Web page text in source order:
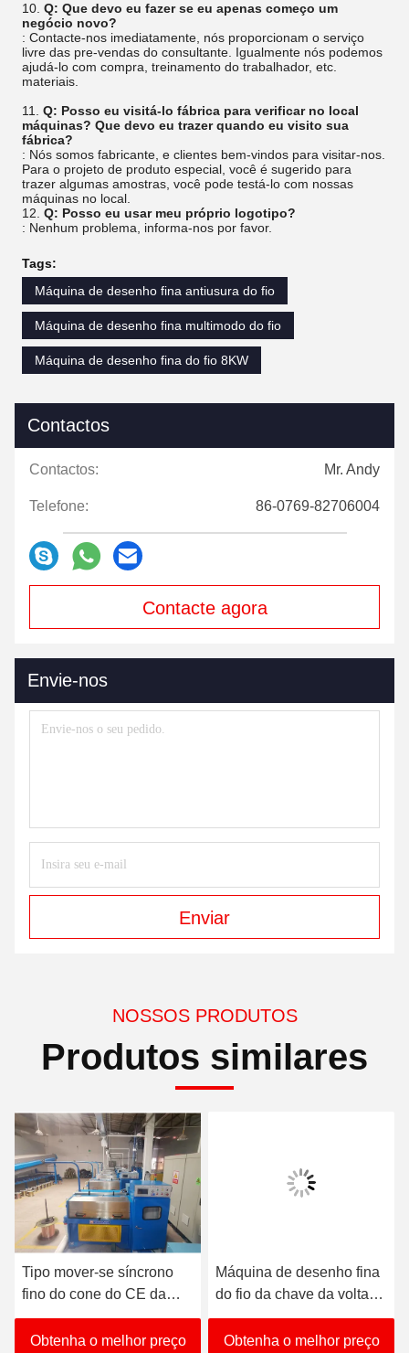
10. Q: Que devo eu fazer se eu apenas começo um
negócio novo?
: Contacte-nos imediatamente, nós proporcionam o serviço
livre das pre-vendas do consultante. Igualmente nós podemos
ajudá-lo com compra, treinamento do trabalhador, etc.
materiais.
11. Q: Posso eu visitá-lo fábrica para verificar no local
máquinas? Que devo eu trazer quando eu visito sua
fábrica?
: Nós somos fabricante, e clientes bem-vindos para visitar-nos.
Para o projeto de produto especial, você é sugerido para
trazer algumas amostras, você pode testá-lo com nossas
máquinas no local.
12. Q: Posso eu usar meu próprio logotipo?
: Nenhum problema, informa-nos por favor.
Tags:
Máquina de desenho fina antiusura do fio
Máquina de desenho fina multimodo do fio
Máquina de desenho fina do fio 8KW
Contactos
Contactos: Mr. Andy
Telefone: 86-0769-82706004
Contacte agora
Envie-nos
Enviar
NOSSOS PRODUTOS
Produtos similares
Tipo mover-se síncrono
fino do cone do CE da
máquina de tiragem 380V-
480V do fio
Obtenha o melhor preço
Máquina de desenho fina
do fio da chave da volta
do fabricante de confiança
Obtenha o melhor preço